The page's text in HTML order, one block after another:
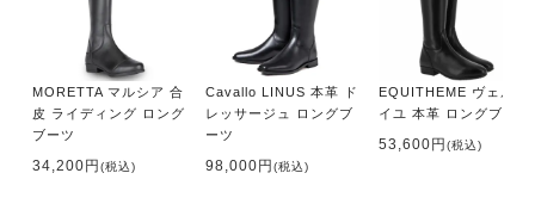
MORETTA マルシア 合
皮 ライディング ロング
ブーツ
34,200円(税込)
Cavallo LINUS 本革 ド
レッサージュ ロングブ
ーツ
98,000円(税込)
EQUITHEME ヴェルサ
イユ 本革 ロングブーツ
53,600円(税込)